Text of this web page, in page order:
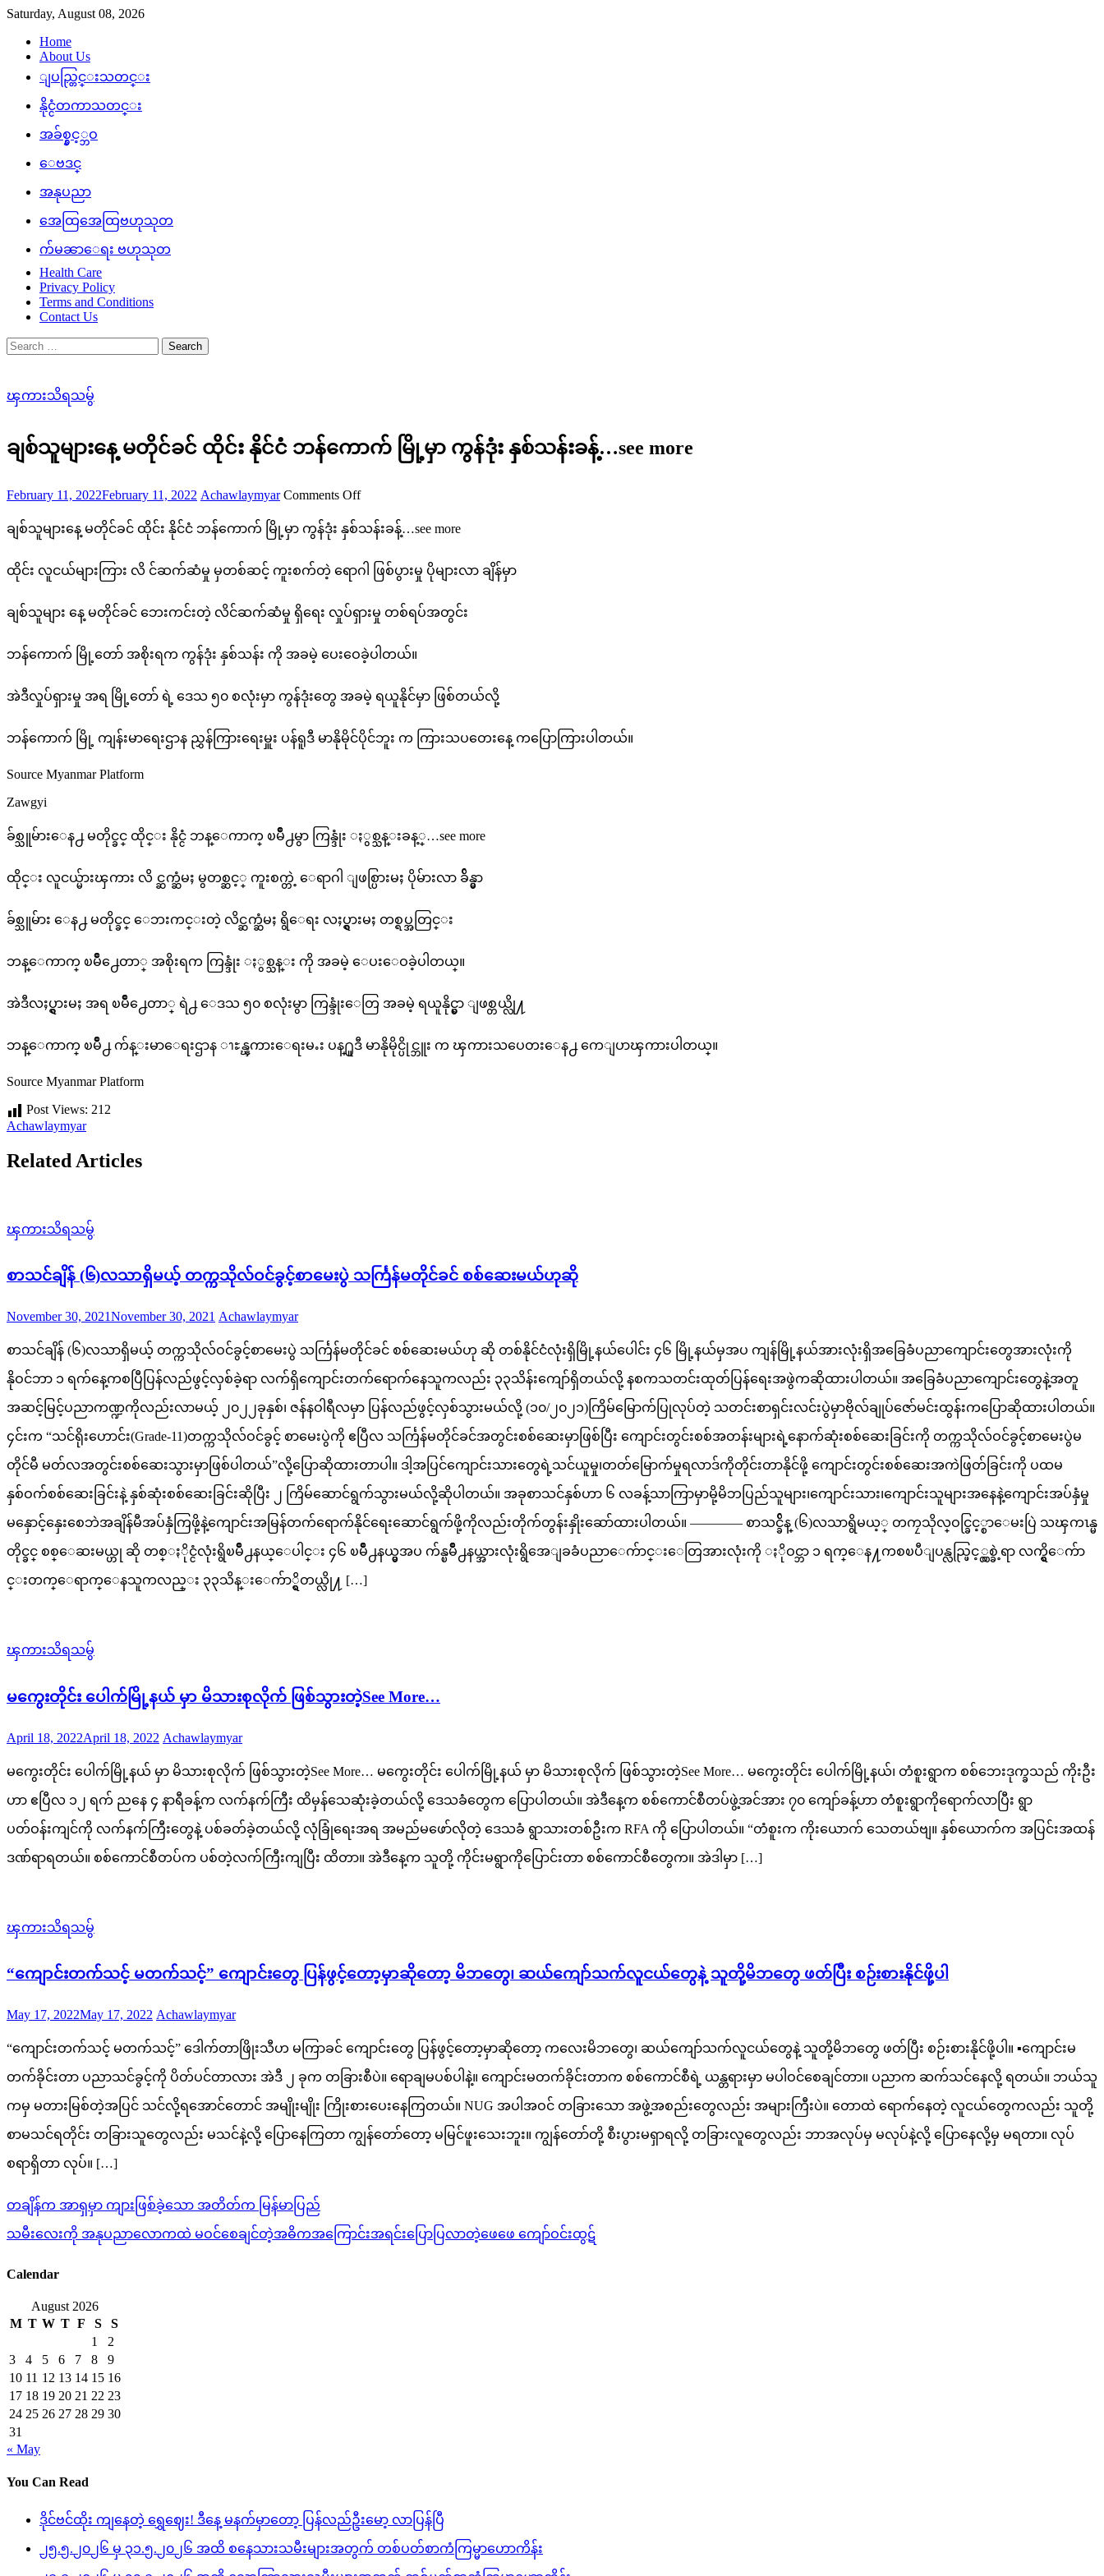
Skip
content
Saturday, August 08, 2026
Home
About Us
ျပည္တြင္းသတင္း
နိုင္ငံတကာသတင္း
အခ်စ္နွင့္ဘဝ
ေဗဒင္
အနုပညာ
အေထြအေထြဗဟုသုတ
က်မၼာေရး ဗဟုသုတ
Health Care
Privacy Policy
Terms and Conditions
Contact Us
Search
for:
ၾကားသိရသမွ်
ချစ်သူများနေ့ မတိုင်ခင် ထိုင်း နိုင်ငံ ဘန်ကောက် မြို့မှာ ကွန်ဒုံး နှစ်သန်းခန့်…see more
Posted
February 11, 2022February 11, 2022 Author
Achawlaymyar Comments Offon
များ
နေ့
ခင်
ထိုင်း
ဘန်ကောက်
ကွန်
နှစ်
သန်း
see
more
ချစ်သူများနေ့ မတိုင်ခင် ထိုင်း နိုင်ငံ ဘန်ကောက် မြို့မှာ ကွန်ဒုံး နှစ်သန်းခန့်…see more
ထိုင်း လူငယ်များကြား လိ င်ဆက်ဆံမှု မှတစ်ဆင့် ကူးစက်တဲ့ ရောဂါ ဖြစ်ပွားမှု ပိုများလာ ချိန်မှာ
ချစ်သူများ နေ့ မတိုင်ခင် ဘေးကင်းတဲ့ လိင်ဆက်ဆံမှု ရှိရေး လှုပ်ရှားမှု တစ်ရပ်အတွင်း
ဘန်ကောက် မြို့တော် အစိုးရက ကွန်ဒုံး နှစ်သန်း ကို အခမဲ့ ပေးဝေခဲ့ပါတယ်။
အဲဒီလှုပ်ရှားမှု အရ မြို့တော် ရဲ့ ဒေသ ၅၀ စလုံးမှာ ကွန်ဒုံးတွေ အခမဲ့ ရယူနိုင်မှာ ဖြစ်တယ်လို့
ဘန်ကောက် မြို့ ကျန်းမာရေးဌာန ညွှန်ကြားရေးမှူး ပန်ရူဒီ မာနိုမိုင်ပိုင်ဘူး က ကြားသပတေးနေ့ ကပြောကြားပါတယ်။
Source Myanmar Platform
Zawgyi
ခ်စ္သူမ်ားေန႕ မတိုင္ခင္ ထိုင္း နိုင္ငံ ဘန္ေကာက္ ၿမိဳ႕မွာ ကြန္ဒုံး ႏွစ္သန္းခန့္…see more
ထိုင္း လူငယ္မ်ားၾကား လိ င္ဆက္ဆံမႈ မွတစ္ဆင့္ ကူးစက္တဲ့ ေရာဂါ ျဖစ္ပြားမႈ ပိုမ်ားလာ ခ်ိန္မွာ
ခ်စ္သူမ်ား ေန႕ မတိုင္ခင္ ေဘးကင္းတဲ့ လိင္ဆက္ဆံမႈ ရွိေရး လႈပ္ရွားမႈ တစ္ရပ္အတြင္း
ဘန္ေကာက္ ၿမိဳ႕ေတာ္ အစိုးရက ကြန္ဒုံး ႏွစ္သန္း ကို အခမဲ့ ေပးေဝခဲ့ပါတယ္။
အဲဒီလႈပ္ရွားမႈ အရ ၿမိဳ႕ေတာ္ ရဲ႕ ေဒသ ၅၀ စလုံးမွာ ကြန္ဒုံးေတြ အခမဲ့ ရယူနိုင္မွာ ျဖစ္တယ္လို႔
ဘန္ေကာက္ ၿမိဳ႕ က်န္းမာေရးဌာန ၫႊန္ၾကားေရးမႉး ပန္႐ူဒီ မာနိုမိုင္ပိုင္ဘူး က ၾကားသပေတးေန႕ ကေျပာၾကားပါတယ္။
Source Myanmar Platform
Post Views: 212
Achawlaymyar
Related Articles
ၾကားသိရသမွ်
စာသင်ချိန် (၆)လသာရှိမယ့် တက္ကသိုလ်ဝင်ခွင့်စာမေးပွဲ သင်္ကြန်မတိုင်ခင် စစ်ဆေးမယ်ဟုဆို
Posted
November 30, 2021November 30, 2021 Author
Achawlaymyar
စာသင်ချိန် (၆)လသာရှိမယ့် တက္ကသိုလ်ဝင်ခွင့်စာမေးပွဲ သင်္ကြန်မတိုင်ခင် စစ်ဆေးမယ်ဟု ဆို တစ်နိုင်ငံလုံးရှိမြို့နယ်ပေါင်း ၄၆ မြို့နယ်မှအပ ကျန်မြို့နယ်အားလုံးရှိအခြေခံပညာကျောင်းတွေအားလုံးကို
နိုဝင်ဘာ ၁ ရက်နေ့ကစပြီပြန်လည်ဖွင့်လှစ်ခဲ့ရာ လက်ရှိကျောင်းတက်ရောက်နေသူကလည်း ၃၃သိန်းကျော်ရှိတယ်လို့ နစကသတင်းထုတ်ပြန်ရေးအဖွဲကဆိုထားပါတယ်။ အခြေခံပညာကျောင်းတွေနဲ့အတူ
အဆင့်မြင့်ပညာကဏ္ဍကိုလည်းလာမယ့် ၂၀၂၂ခုနှစ်၊ ဇန်နဝါရီလမှာ ပြန်လည်ဖွင့်လှစ်သွားမယ်လို့ (၁၀/၂၀၂၁)ကြိမ်မြောက်ပြုလုပ်တဲ့ သတင်းစာရှင်းလင်းပွဲမှာဗိုလ်ချုပ်ဇော်မင်းထွန်းကပြောဆိုထားပါတယ်။
၄င်းက “သင်ရိုးဟောင်း(Grade-11)တက္ကသိုလ်ဝင်ခွင့် စာမေးပွဲကို ဧပြီလ သင်္ကြန်မတိုင်ခင်အတွင်းစစ်ဆေးမှာဖြစ်ပြီး ကျောင်းတွင်းစစ်အတန်းများရဲ့နောက်ဆုံးစစ်ဆေးခြင်းကို တက္ကသိုလ်ဝင်ခွင့်စာမေးပွဲမ
တိုင်မီ မတ်လအတွင်းစစ်ဆေးသွားမှာဖြစ်ပါတယ်”လို့ပြောဆိုထားတာပါ။ ဒါ့အပြင်ကျောင်းသားတွေရဲ့သင်ယူမှု၊တတ်မြောက်မှုရလာဒ်ကိုတိုင်းတာနိုင်ဖို့ ကျောင်းတွင်းစစ်ဆေးအကဲဖြတ်ခြင်းကို ပထမ
နှစ်ဝက်စစ်ဆေးခြင်းနဲ့ နှစ်ဆုံးစစ်ဆေးခြင်းဆိုပြီး ၂ ကြိမ်ဆောင်ရွက်သွားမယ်လို့ဆိုပါတယ်။ အခုစာသင်နှစ်ဟာ ၆ လခန့်သာကြာမှာမို့မိဘပြည်သူများ၊ကျောင်းသား၊ကျောင်းသူများအနေနဲ့ကျောင်းအပ်နှံမှု
မနှောင့်နှေးစေဘဲအချိန်မီအပ်နှံကြဖို့နဲ့ကျောင်းအမြန်တက်ရောက်နိုင်ရေးဆောင်ရွက်ဖို့ကိုလည်းတိုက်တွန်းနှိုးဆော်ထားပါတယ်။ ———— စာသင္ခ်ိန္ (၆)လသာရွိမယ့္ တကၠသိုလ္ဝင္ခြင့္စာေမးပြဲ သၾကၤန္မ
တိုင္ခင္ စစ္ေဆးမယ္ဟု ဆို တစ္ႏိုင္ငံလုံးရွိၿမိဳ႕နယ္ေပါင္း ၄၆ ၿမိဳ႕နယ္မွအပ က်န္ၿမိဳ႕နယ္အားလုံးရွိအေျခခံပညာေက်ာင္းေတြအားလုံးကို ႏိုဝင္ဘာ ၁ ရက္ေန႔ကစၿပီျပန္လည္ဖြင့္လွစ္ခဲ့ရာ လက္ရွိေက်ာ
င္းတက္ေရာက္ေနသူကလည္း ၃၃သိန္းေက်ာ္ရွိတယ္လို႔ […]
ၾကားသိရသမွ်
မကွေးတိုင်း ပေါက်မြို့နယ် မှာ မိသားစုလိုက် ဖြစ်သွားတဲ့See More…
Posted
April 18, 2022April 18, 2022 Author
Achawlaymyar
မကွေးတိုင်း ပေါက်မြို့နယ် မှာ မိသားစုလိုက် ဖြစ်သွားတဲ့See More… မကွေးတိုင်း ပေါက်မြို့နယ် မှာ မိသားစုလိုက် ဖြစ်သွားတဲ့See More… မကွေးတိုင်း ပေါက်မြို့နယ်၊ တံစူးရွာက စစ်ဘေးဒုက္ခသည် ကိုးဦး
ဟာ ဧပြီလ ၁၂ ရက် ညနေ ၄ နာရီခန့်က လက်နက်ကြီး ထိမှန်သေဆုံးခဲ့တယ်လို့ ဒေသခံတွေက ပြောပါတယ်။ အဲဒီနေ့က စစ်ကောင်စီတပ်ဖွဲ့အင်အား ၇၀ ကျော်ခန့်ဟာ တံစူးရွာကိုရောက်လာပြီး ရွာ
ပတ်ဝန်းကျင်ကို လက်နက်ကြီးတွေနဲ့ ပစ်ခတ်ခဲ့တယ်လို့ လုံခြုံရေးအရ အမည်မဖော်လိုတဲ့ ဒေသခံ ရွာသားတစ်ဦးက RFA ကို ပြောပါတယ်။ “တံစူးက ကိုးယောက် သေတယ်ဗျ။ နှစ်ယောက်က အပြင်းအထန်
ဒဏ်ရာရတယ်။ စစ်ကောင်စီတပ်က ပစ်တဲ့လက်ကြီးကျပြီး ထိတာ။ အဲဒီနေ့က သူတို့ ကိုင်းမရွာကိုပြောင်းတာ စစ်ကောင်စီတွေက။ အဲဒါမှာ […]
ၾကားသိရသမွ်
“ကျောင်းတက်သင့် မတက်သင့်” ကျောင်းတွေ ပြန်ဖွင့်တော့မှာဆိုတော့ မိဘတွေ၊ ဆယ်ကျော်သက်လူငယ်တွေနဲ့ သူတို့မိဘတွေ ဖတ်ပြီး စဉ်းစားနိုင်ဖို့ပါ
Posted
May 17, 2022May 17, 2022 Author
Achawlaymyar
“ကျောင်းတက်သင့် မတက်သင့်” ဒေါက်တာဖြိုးသီဟ မကြာခင် ကျောင်းတွေ ပြန်ဖွင့်တော့မှာဆိုတော့ ကလေးမိဘတွေ၊ ဆယ်ကျော်သက်လူငယ်တွေနဲ့ သူတို့မိဘတွေ ဖတ်ပြီး စဉ်းစားနိုင်ဖို့ပါ။ ▪️ကျောင်းမ
တက်ခိုင်းတာ ပညာသင်ခွင့်ကို ပိတ်ပင်တာလား အဲဒီ ၂ ခုက တခြားစီပဲ။ ရောချမပစ်ပါနဲ့။ ကျောင်းမတက်ခိုင်းတာက စစ်ကောင်စီရဲ့ ယန္တရားမှာ မပါဝင်စေချင်တာ။ ပညာက ဆက်သင်နေလို့ ရတယ်။ ဘယ်သူ
ကမှ မတားမြစ်တဲ့အပြင် သင်လို့ရအောင်တောင် အမျိုးမျိုး ကြိုးစားပေးနေကြတယ်။ NUG အပါအဝင် တခြားသော အဖွဲ့အစည်းတွေလည်း အများကြီးပဲ။ တောထဲ ရောက်နေတဲ့ လူငယ်တွေကလည်း သူတို့
စာမသင်ရတိုင်း တခြားသူတွေလည်း မသင်နဲ့လို့ ပြောနေကြတာ ကျွန်တော်တော့ မမြင်ဖူးသေးဘူး။ ကျွန်တော်တို့ စီးပွားမရှာရလို့ တခြားလူတွေလည်း ဘာအလုပ်မှ မလုပ်နဲ့လို့ ပြောနေလို့မှ မရတာ။ လုပ်
စရာရှိတာ လုပ်။ […]
Post
navigation
တချိန်က အာရှမှာ ကျားဖြစ်ခဲ့သော အတိတ်က မြန်မာပြည်
သမီးလေးကို အနုပညာလောကထဲ မဝင်စေချင်တဲ့အဓိကအကြောင်းအရင်းပြောပြလာတဲ့ဖေဖေ ကျော်ဝင်းထွဋ်
Calendar
August 2026
M T W T F S
S
1
2
3
4 5 6 7 8
9
10 11 12 13 14 15 16
17 18 19 20 21 22 23
24 25 26 27 28 29 30
31
« May
You Can Read
ဒိုင်ဗင်ထိုး ကျနေတဲ့ ရွှေဈေး! ဒီနေ့ မနက်မှာတော့ ပြန်လည်ဦးမော့ လာပြန်ပြီ
၂၅.၅.၂၀၂၆ မှ ၃၁.၅.၂၀၂၆ အထိ စနေသားသမီးများအတွက် တစ်ပတ်စာကံကြမ္မာဟောကိန်း